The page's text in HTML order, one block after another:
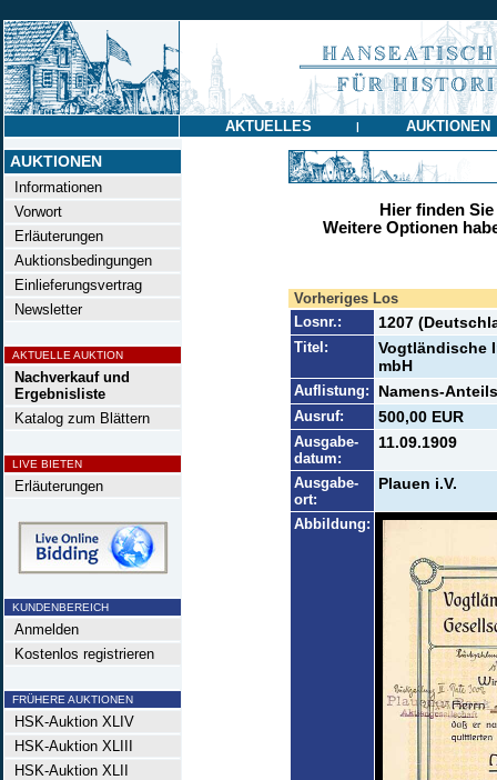
AKTUELLES | AUKTIONEN
AUKTIONEN
Informationen
Vorwort
Erläuterungen
Auktionsbedingungen
Einlieferungsvertrag
Newsletter
AKTUELLE AUKTION
Nachverkauf und
Ergebnisliste
Katalog zum Blättern
LIVE BIETEN
Erläuterungen
KUNDENBEREICH
Anmelden
Kostenlos registrieren
FRÜHERE AUKTIONEN
HSK-Auktion XLIV
HSK-Auktion XLIII
HSK-Auktion XLII
Hier finden
Weitere Optionen
Vorheriges Los
Losnr.:
1207
Titel:
Vogtländische
mbH
Auflistung: Namens-
Ausruf: 500,00 EUR
Ausgabe-
datum:
11.09.1909
Ausgabe-
ort:
Plauen i.V.
Abbildung: